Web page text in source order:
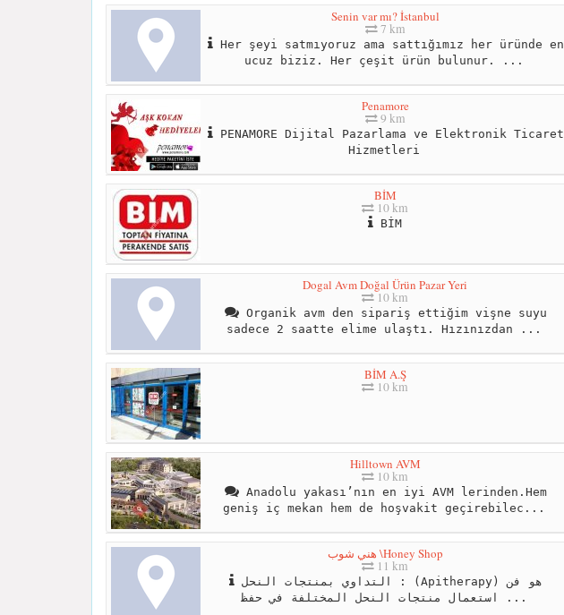
Senin var mı? İstanbul
7 km
Her şeyi satmıyoruz ama sattığımız her üründe en
ucuz biziz. Her çeşit ürün bulunur. ...
Penamore
9 km
PENAMORE Dijital Pazarlama ve Elektronik Ticaret
Hizmetleri
BİM
10 km
BİM
Dogal Avm Doğal Ürün Pazar Yeri
10 km
Organik avm den sipariş ettiğim vişne suyu
sadece 2 saatte elime ulaştı. Hızınızdan ...
BİM A.Ş
10 km
Hilltown AVM
10 km
Anadolu yakası’nın en iyi AVM lerinden.Hem
geniş iç mekan hem de hoşvakit geçirebilec...
هني شوب \Honey Shop
11 km
استعمال منتجات النحل المختلفة في حفظ ...